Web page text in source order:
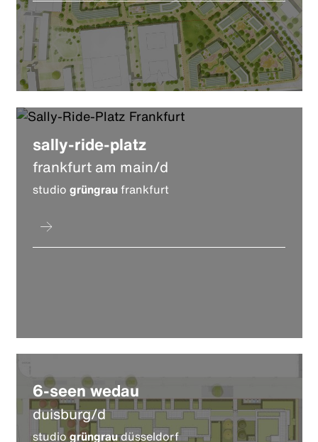
sally-ride-platz
frankfurt am main/d
studiogrüngraufrankfurt
6-seen wedau
duisburg/d
studiogrüngraudüsseldorf